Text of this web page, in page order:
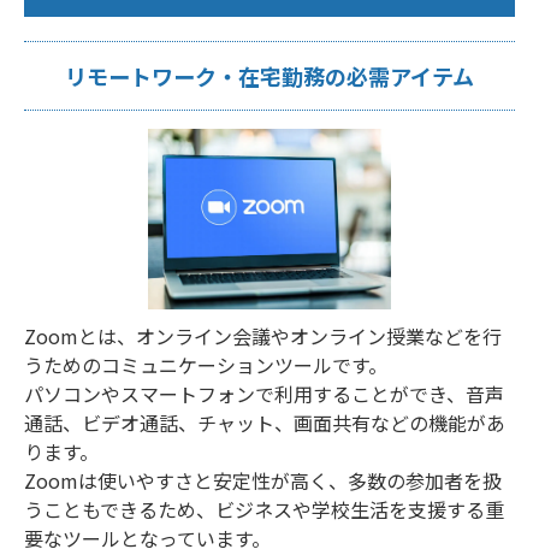
リモートワーク・在宅勤務の必需アイテム
Zoomとは、オンライン会議やオンライン授業などを行
うためのコミュニケーションツールです。
パソコンやスマートフォンで利用することができ、音声
通話、ビデオ通話、チャット、画面共有などの機能があ
ります。
Zoomは使いやすさと安定性が高く、多数の参加者を扱
うこともできるため、ビジネスや学校生活を支援する重
要なツールとなっています。